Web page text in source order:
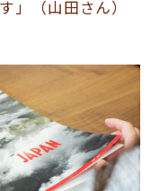
」（山田さん）